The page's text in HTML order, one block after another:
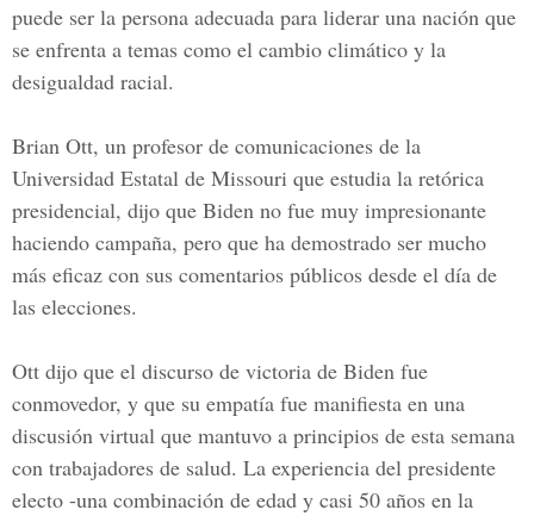
puede ser la persona adecuada para liderar una nación que
se enfrenta a temas como el cambio climático y la
desigualdad racial.
Brian Ott, un profesor de comunicaciones de la
Universidad Estatal de Missouri que estudia la retórica
presidencial, dijo que Biden no fue muy impresionante
haciendo campaña, pero que ha demostrado ser mucho
más eficaz con sus comentarios públicos desde el día de
las elecciones.
Ott dijo que el discurso de victoria de Biden fue
conmovedor, y que su empatía fue manifiesta en una
discusión virtual que mantuvo a principios de esta semana
con trabajadores de salud. La experiencia del presidente
electo -una combinación de edad y casi 50 años en la